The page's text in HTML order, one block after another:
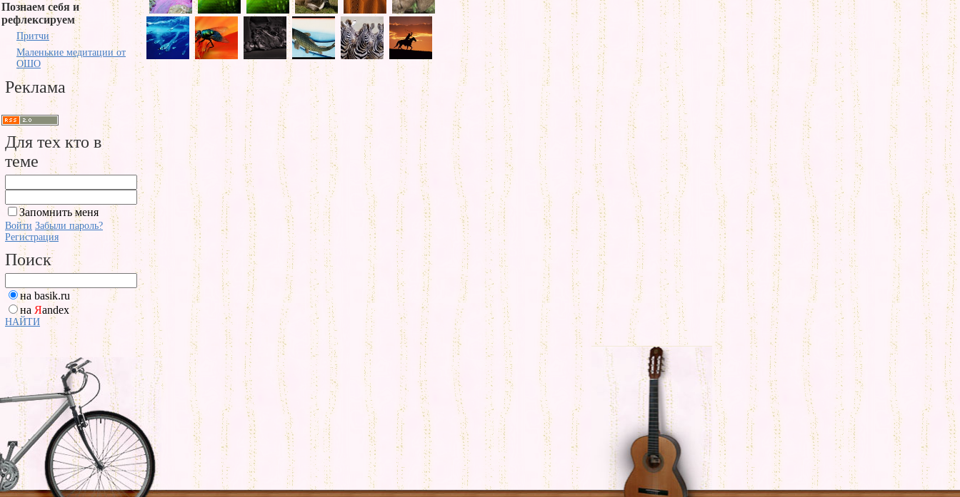
Познаем себя и
рефлексируем
Притчи
Маленькие медитации от
ОШО
Реклама
Для тех кто в
теме
Запомнить меня
Войти Забыли пароль?
Регистрация
Поиск
на basik.ru
на Яandex
НАЙТИ